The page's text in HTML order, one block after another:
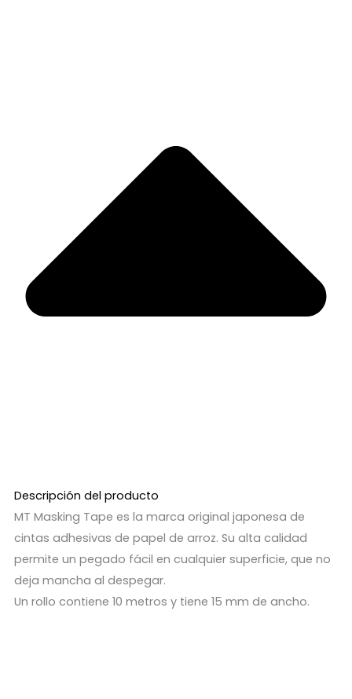
Descripción del producto
MT Masking Tape es la marca original japonesa de
cintas adhesivas de papel de arroz. Su alta calidad
permite un pegado fácil en cualquier superficie, que no
deja mancha al despegar.
Un rollo contiene 10 metros y tiene 15 mm de ancho.